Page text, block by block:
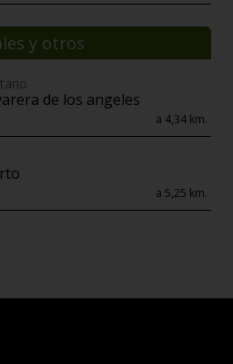
y otros
de los angeles
a 4,34 km.
a 5,25 km.